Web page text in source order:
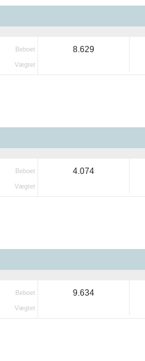
Beboet
Vægtet
8.629
Beboet
Vægtet
4.074
Beboet
Vægtet
9.634